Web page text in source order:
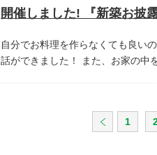
自分でお料理を作らなくても良い
話ができました！
また、お家の中
1